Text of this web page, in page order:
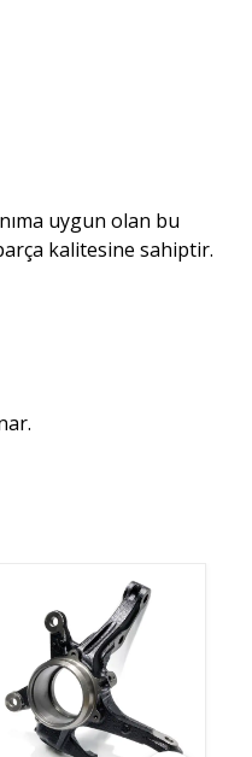
uygun olan bu
kalitesine sahiptir.